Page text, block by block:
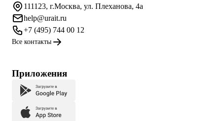
111123, г.Москва, ул. Плеханова, 4а
help@urait.ru
+7 (495) 744 00 12
Все контакты
Приложения